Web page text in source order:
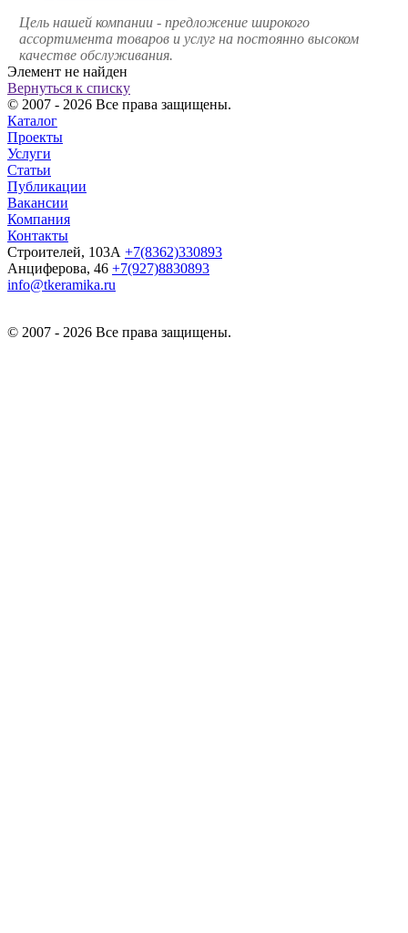
Цель нашей компании - предложение широкого
ассортимента товаров и услуг на постоянно высоком
качестве обслуживания.
Элемент не найден
Вернуться к списку
© 2007 - 2026 Все права защищены.
Каталог
Проекты
Услуги
Статьи
Публикации
Вакансии
Компания
Контакты
Строителей, 103А +7(8362)330893
Анциферова, 46 +7(927)8830893
info@tkeramika.ru
© 2007 - 2026 Все права защищены.